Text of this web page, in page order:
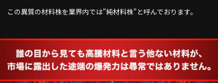
この異質の材料株を業界内では”純材料株”と呼んでおります。